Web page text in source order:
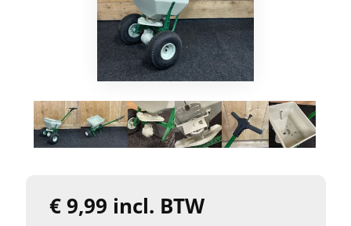
€ 9,99 incl. BTW